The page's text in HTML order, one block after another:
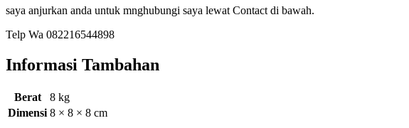
saya anjurkan anda untuk mnghubungi saya lewat Contact di bawah.
Telp Wa 082216544898
Informasi Tambahan
Berat
8 kg
Dimensi 8 × 8 × 8 cm